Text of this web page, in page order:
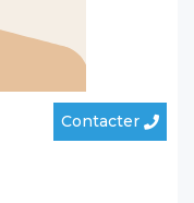
Contacter